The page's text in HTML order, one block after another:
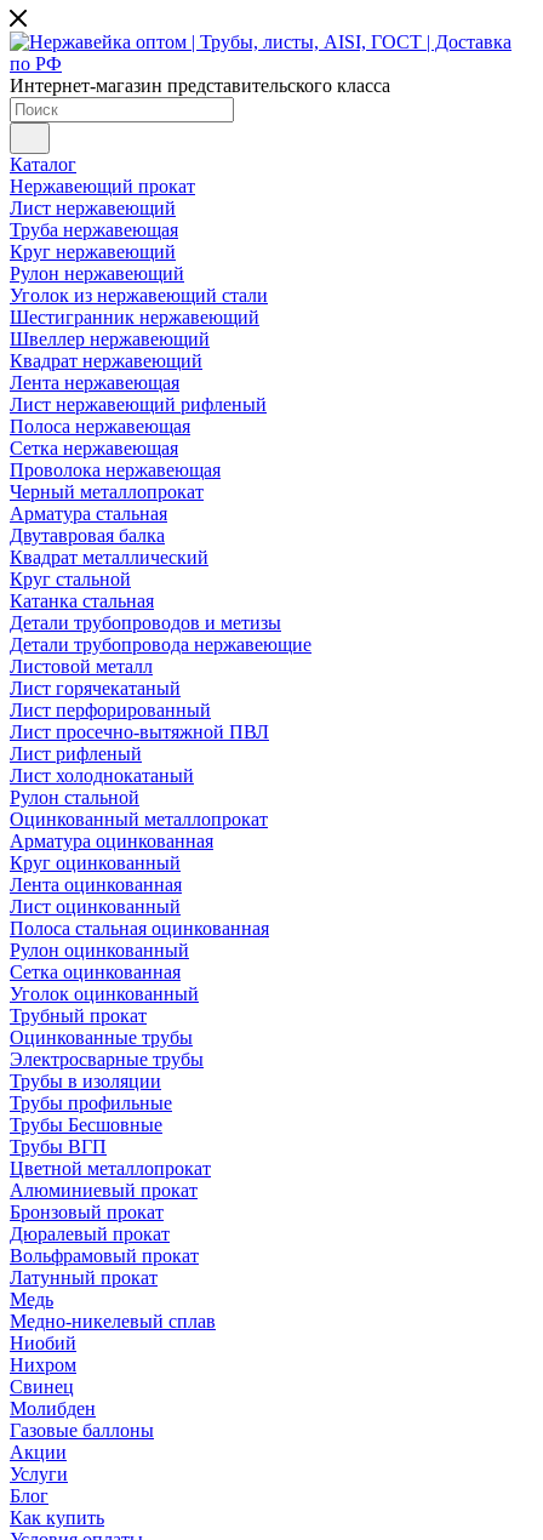
Интернет-магазин представительского класса
Каталог
Нержавеющий прокат
Лист нержавеющий
Труба нержавеющая
Круг нержавеющий
Рулон нержавеющий
Уголок из нержавеющий стали
Шестигранник нержавеющий
Швеллер нержавеющий
Квадрат нержавеющий
Лента нержавеющая
Лист нержавеющий рифленый
Полоса нержавеющая
Сетка нержавеющая
Проволока нержавеющая
Черный металлопрокат
Арматура стальная
Двутавровая балка
Квадрат металлический
Круг стальной
Катанка стальная
Детали трубопроводов и метизы
Детали трубопровода нержавеющие
Листовой металл
Лист горячекатаный
Лист перфорированный
Лист просечно-вытяжной ПВЛ
Лист рифленый
Лист холоднокатаный
Рулон стальной
Оцинкованный металлопрокат
Арматура оцинкованная
Круг оцинкованный
Лента оцинкованная
Лист оцинкованный
Полоса стальная оцинкованная
Рулон оцинкованный
Сетка оцинкованная
Уголок оцинкованный
Трубный прокат
Оцинкованные трубы
Электросварные трубы
Трубы в изоляции
Трубы профильные
Трубы Бесшовные
Трубы ВГП
Цветной металлопрокат
Алюминиевый прокат
Бронзовый прокат
Дюралевый прокат
Вольфрамовый прокат
Латунный прокат
Медь
Медно-никелевый сплав
Ниобий
Нихром
Свинец
Молибден
Газовые баллоны
Акции
Услуги
Блог
Как купить